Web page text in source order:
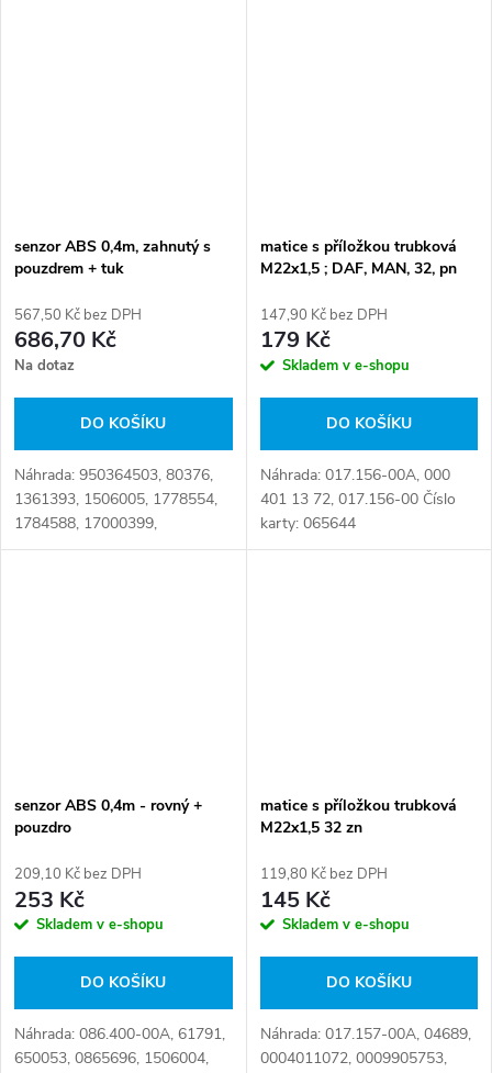
senzor ABS 0,4m, zahnutý s
pouzdrem + tuk
567,50 Kč bez DPH
686,70 Kč
Na dotaz
DO KOŠÍKU
Náhrada: 950364503, 80376,
1361393, 1506005, 1778554,
1784588, 17000399,
550003349, 0045424418,
matice s příložkou trubková
M22x1,5 ; DAF, MAN, 32, pn
147,90 Kč bez DPH
179 Kč
Skladem v e-shopu
DO KOŠÍKU
Náhrada: 017.156-00A, 000
401 13 72, 017.156-00 Číslo
karty: 065644
senzor ABS 0,4m - rovný +
pouzdro
209,10 Kč bez DPH
253 Kč
Skladem v e-shopu
DO KOŠÍKU
Náhrada: 086.400-00A, 61791,
650053, 0865696, 1506004,
matice s příložkou trubková
M22x1,5 32 zn
119,80 Kč bez DPH
145 Kč
Skladem v e-shopu
DO KOŠÍKU
Náhrada: 017.157-00A, 04689,
0004011072, 0009905753,